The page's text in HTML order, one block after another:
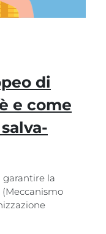
di
e come
garantire la
(Meccanismo